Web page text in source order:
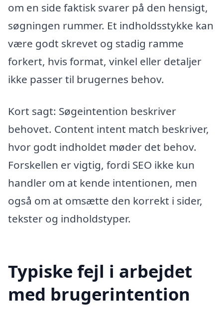
om en side faktisk svarer på den hensigt,
søgningen rummer. Et indholdsstykke kan
være godt skrevet og stadig ramme
forkert, hvis format, vinkel eller detaljer
ikke passer til brugernes behov.
Kort sagt: Søgeintention beskriver
behovet. Content intent match beskriver,
hvor godt indholdet møder det behov.
Forskellen er vigtig, fordi SEO ikke kun
handler om at kende intentionen, men
også om at omsætte den korrekt i sider,
tekster og indholdstyper.
Typiske fejl i arbejdet
med brugerintention